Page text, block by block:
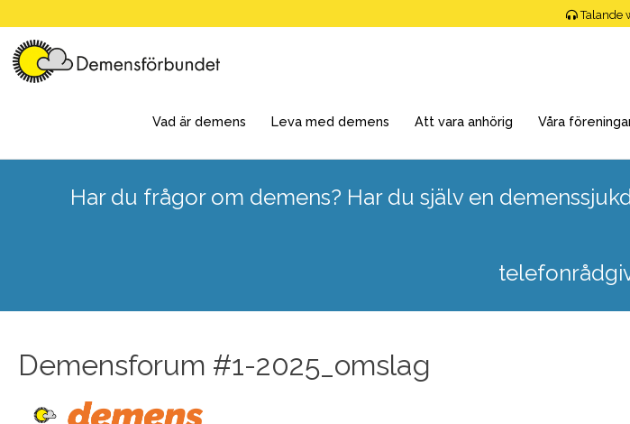
to
content
Talande
Vad är demens Leva med demens Att vara anhörig Våra
Har du frågor om demens? Har du själv en
Demensforum #1-2025_omslag